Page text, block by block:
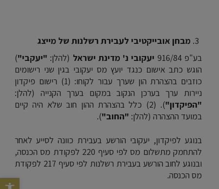
פתח סרגל
מבחן אובייקטיבי לעבירת רשלנות של מייצג
בע"פ 916/84
יעקובי נ' מדינת ישראל (להלן: "יעקבי")
הוגש כתב אישום כנגד יועץ מס יעקובי בגין שני רישומים
כוזבים בהצהרת הון שערך עבור לקוחו: (1) רישום פיקדון
ניירות ערך בערכן הנקוב במקום בערך הקנייה (להלן:
"הפיקדון"
). (2) כלל בהצהרת ההון חוב שלא היה קיים
במועד ההצהרה (להלן: "החוב").
בנוגע לפיקדון, יעקובי הורשע בעבירת כוונה לסייע לאחר
להתחמק מתשלום מס לפי סעיף 220 לפקודת מס הכנסה,
ובנוגע לחוב הורשע בעבירת רשלנות לפי סעיף 217 לפקודת
מס הכנסה.